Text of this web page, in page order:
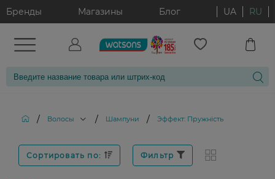
Бренды Магазины Блог UA RU
/ Волосы / Шампуни / Эффект: Пружність
Сортировать по: Фильтр